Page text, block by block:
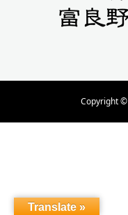
Copyright ©
Translate »